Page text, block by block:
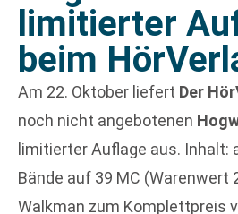
limitierter
beim
Am 22. Oktober liefert Der
noch nicht angebotenen
limitierter Auflage aus. Inhalt:
Bände auf 39 MC (Warenwert
Walkman zum Komplettpreis